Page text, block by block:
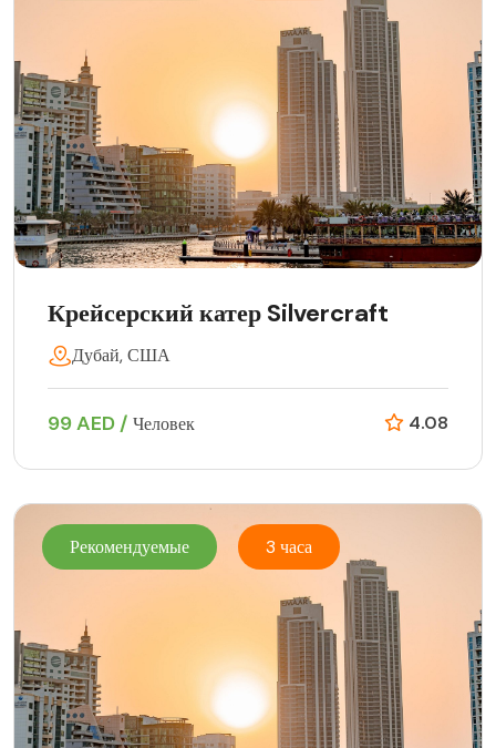
Крейсерский катер Silvercraft
Дубай, США
99 AED / Человек 4.08
Рекомендуемые 3 часа